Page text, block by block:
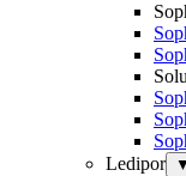
Ledipor
▼